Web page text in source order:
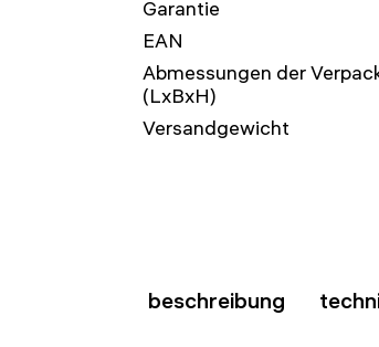
Garantie
EAN
Abmessungen der
(LxBxH)
Versandgewicht
beschreibung